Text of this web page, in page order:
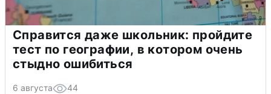
Справится даже школьник: пройдите
тест по географии, в котором очень
стыдно ошибиться
6 августа 44